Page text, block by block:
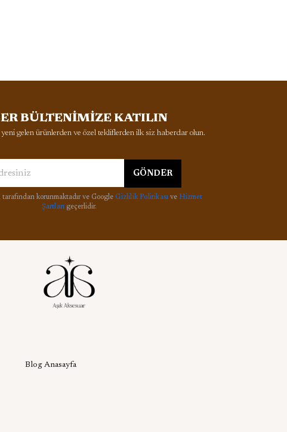
BÜLTENİMİZE KATILIN
yeni gelen ürünlerden ve özel tekliflerden ilk siz haberdar olun.
GÖNDER
korunmaktadır ve Google Gizlilik Politikasıve Hizmet
Şartları geçerlidir.
Blog Anasayfa